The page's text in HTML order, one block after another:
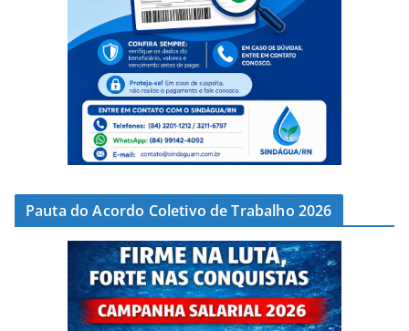
Pauta do Acordo Coletivo de Trabalho 2026